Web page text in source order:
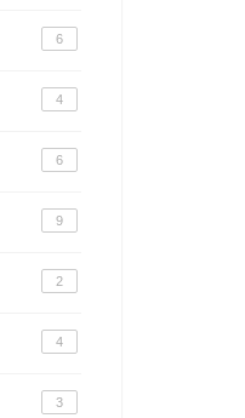
6
4
6
9
2
4
3